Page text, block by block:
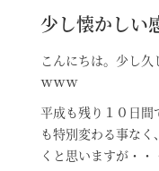
少し懐かしい
こんにちは。少し
ｗｗｗ
平成も残り１０日
も特別変わる事な
くと思いますが・・